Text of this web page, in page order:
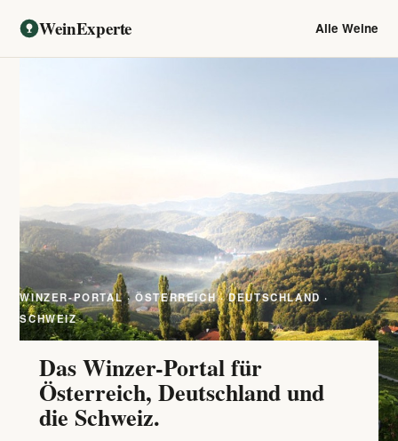
WeinExperte Alle Weine
WINZER-PORTAL · ÖSTERREICH · DEUTSCHLAND ·
SCHWEIZ
Das Winzer-Portal für
Österreich, Deutschland und
die Schweiz.